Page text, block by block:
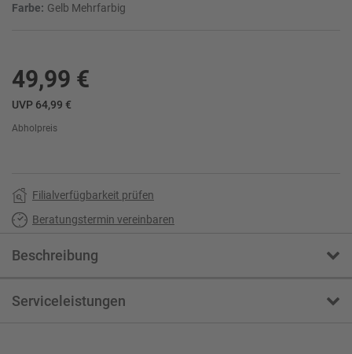
Farbe: Gelb Mehrfarbig
49,99 €
UVP 64,99 €
Abholpreis
Filialverfügbarkeit prüfen
Beratungstermin vereinbaren
Beschreibung
Serviceleistungen